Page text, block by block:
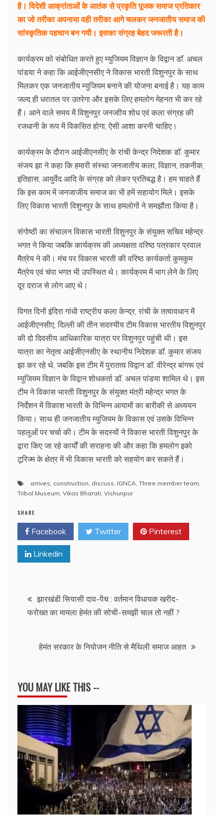
है। विदेशी आक्रांताओं के आतंक से प्रकृति पूजक समाज प्रतिकार
का जो तरीका अपनाया वही तरीका आगे चलकर जनजातीय समाज की
सांस्कृतिक पहचान बन गयी। इसका संग्रह बेहद जरूरती है।
कार्यक्रम को संबोधित करते हुए म्युजियम विज्ञान के विद्वान डाॅ. अचल
पांडया ने कहा कि आईजीएनसीए ने विकास भारती विशुनपुर के साथ
मिलकर एक जनजातीय म्युजियम बनाने की योजना बनाई है। यह काम
जल्द ही धरातल पर उतरेगा और इसके लिए हमलोग मेहनत भी कर रहे
हैं। आने वाले समय में विशुनपुर जनजाीय शोध एवं कला संग्रह की
रजधानी के रूप में विकसित होगा, ऐसी आशा करनी चाहिए।
कार्यक्रम के दौरान आईजीएनसीए के रांची केन्द्र निदेशक डाॅ. कुमार
संजय झा ने कहा कि हमारी संस्था जनजातीय कला, विज्ञान, तकनीक,
इतिहास, आयुर्वेद आदि के संग्रह को लेकर प्रतिबद्ध है। हम चाहते हैं
कि इस काम में जनजाजीय समाज का भी हमें सहायोग मिले। इसके
लिए विकास भारती विशुनपुर के साथ हमलोगों ने समझौता किया है।
संगोष्ठी का संचालन विकास भारती विशुनपुर के संयुक्त सचिव महेन्द्र
भगत ने किया जबकि कार्यक्रम की अध्यक्षता वरिष्ठ पत्रकार प्रवाल
मैत्रेय ने की। मंच पर विकास भारती की वरिष्ठ कार्यकर्ता कुमकुम
मैत्रेय एवं चंपा भगत भी उपस्थित थे। कार्यक्रम में भाग लेने के लिए
दूर दराज से लोग आए थे।
विगत दिनों इंदिरा गांधी राष्ट्रीय कला केन्द्र, रांची के तत्वावधान में
आईजीएनसीए, दिल्ली की तीन सदस्यीय टीम विकास भारतीय विशुनपुर
की दो दिवसीय आधिकारिक यात्रा पर विशुनपुर पहुंची थी। इस
यात्रा का नेतृत्व आईजीएनसीए के स्थानीय निदेशक डाॅ. कुमार संजय
झा कर रहे थे, जबकि इस टीम में पुरातत्व विद्वान डाॅ. वीरेन्द्र बांगरू एवं
म्युजियम विज्ञान के विद्वान शोधकर्ता डाॅ. अचल पांडया शामिल थे। इस
टीम ने विकास भारती विशुनपुर के संयुक्त मंत्री महेन्द्र भगत के
निर्देशन में विकाश भारती के विभिन्न आयामों का बारीकी से अध्ययन
किया। साथ ही जनजातीय म्युजियम के विकास एवं उसके विभिन्न
पहलुओं पर चर्चा की। टीम के सदस्यों ने विकास भारती विशुनपुर के
द्वारा किए जा रहे कार्यों की सराहना की और कहा कि हमलोग इको
टूरिज्म के क्षेत्र में भी विकास भारती को सहयोग कर सकते हैं।
arrives construction discuss IGNCA Three member team
Tribal Museum Vikas Bharati Vishunpur
SHARE
Facebook Twitter Pinterest
Linkedin
Post
navigation
झारखंडी सियासी दाव-पेंच : वर्तमान विधायक खरीद-
फरोख्त का मामला हेमंत की सोची-समझी चाल तो नहीं ?
हेमंत सरकार के नियोजन नीति से मैथिली समाज आहत
YOU MAY LIKE THIS --